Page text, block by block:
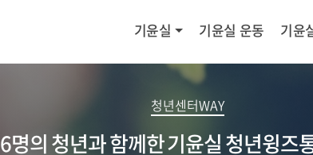
기윤실 기윤실 운동 기윤
청년센터WAY
6명의 청년과 함께한 기윤실 청년윙즈